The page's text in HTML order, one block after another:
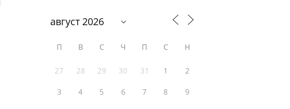
П В С Ч П С Н
27 28 29 30 31 1 2
3 4 5 6 7 8 9